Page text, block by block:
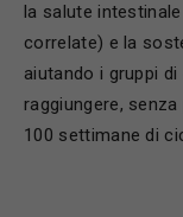
la salute
correlate) e la
aiutando i gruppi di
raggiungere,
100 settimane di